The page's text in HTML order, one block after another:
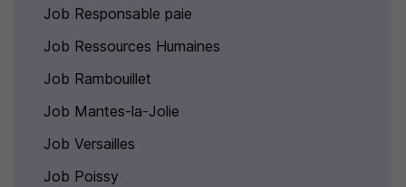
Job Responsable paie
Job Ressources Humaines
Job Rambouillet
Job Mantes-la-Jolie
Job Versailles
Job Poissy